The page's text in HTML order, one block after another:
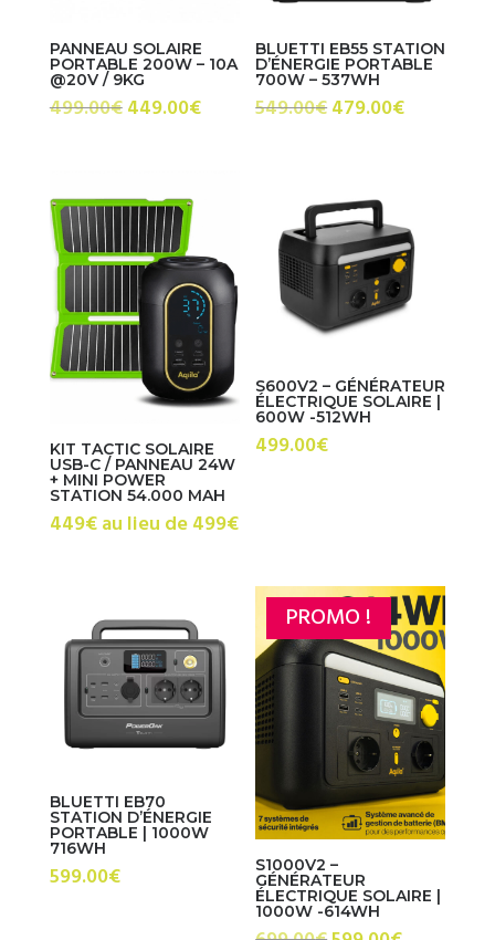
PANNEAU SOLAIRE
PORTABLE 200W – 10A
@20V / 9KG
499.00€Le
était :
499.00€.
449.00€Le
BLUETTI EB55 STATION
D’ÉNERGIE PORTABLE
700W – 537WH
549.00€Le
était :
549.00€.
479.00€Le
479.00€.
KIT TACTIC SOLAIRE
USB-C / PANNEAU 24W
+ MINI POWER
STATION 54.000 MAH
449€ au lieu de 499€
S600V2 – GÉNÉRATEUR
ÉLECTRIQUE SOLAIRE |
600W -512WH
499.00€
BLUETTI EB70
STATION D’ÉNERGIE
PORTABLE | 1000W
716WH
599.00€
PROMO !
S1000V2 –
GÉNÉRATEUR
ÉLECTRIQUE SOLAIRE |
1000W -614WH